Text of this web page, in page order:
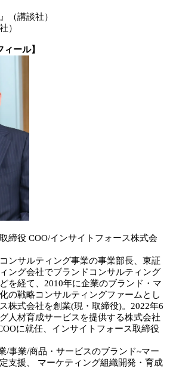
（講談社）
）
ィール】
締役 COO/インサイトフォース株式会
ンサルティング事業の事業部長、東証
ング会社でブランドコンサルティング
を経て、2010年に企業のブランド・マ
の戦略コンサルティングファームとし
株式会社を創業(現・取締役)。2022年6
人材育成サービスを提供する株式会社
に就任、インサイトフォース取締役
/事業/商品・サービスのブランド~マー
支援、 マーケティング組織開発・育成